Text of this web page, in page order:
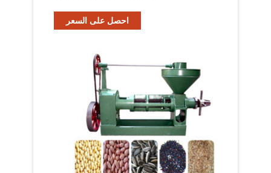
احصل على السعر